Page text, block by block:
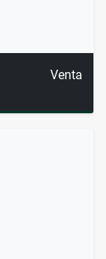
Venta